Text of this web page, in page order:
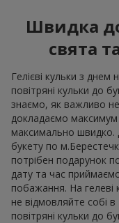
Швидка
свята
Гелієві кульки з
повітряні кульки до
знаємо, як важливо
докладаємо
максимально швидко.
букету по
потрібен подарунок
дату та час
побажання. На гелеві
не відмовляйте собі
повітряні кульки до